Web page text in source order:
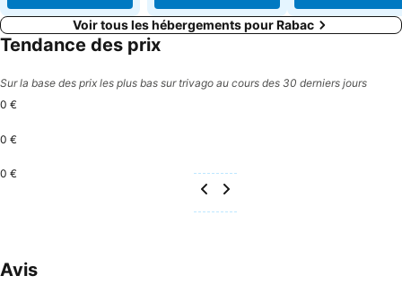
Voir tous les hébergements pour Rabac
Tendance des prix
Sur la base des prix les plus bas sur trivago au cours des 30 derniers jours
0 €
0 €
0 €
Avis